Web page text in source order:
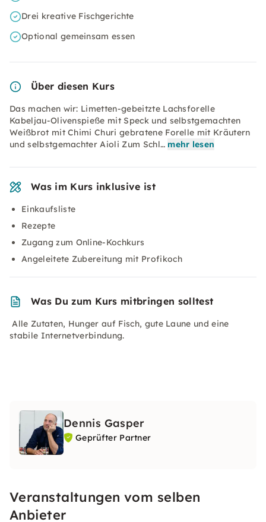
Drei kreative Fischgerichte
Optional gemeinsam essen
Über diesen Kurs
Das machen wir: Limetten-gebeitzte Lachsforelle
Kabeljau-Olivenspieße mit Speck und selbstgemachten
Weißbrot mit Chimi Churi gebratene Forelle mit Kräutern
und selbstgemachter Aioli Zum Schl… mehr lesen
Was im Kurs inklusive ist
Einkaufsliste
Rezepte
Zugang zum Online-Kochkurs
Angeleitete Zubereitung mit Profikoch
Was Du zum Kurs mitbringen solltest
Alle Zutaten, Hunger auf Fisch, gute Laune und eine
stabile Internetverbindung.
Dennis Gasper
Geprüfter Partner
Veranstaltungen vom selben
Anbieter